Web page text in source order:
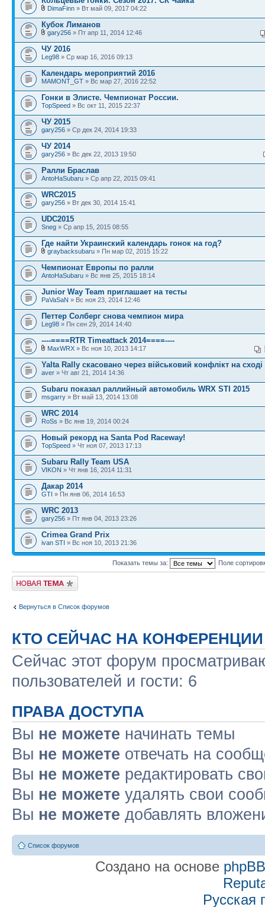
DimaFinn » Вт май 09, 2017 04:22
Кубок Лиманов
gary256 » Пт апр 11, 2014 12:46
ЧУ 2016
Leg98 » Ср мар 16, 2016 09:13
Календарь мероприятий 2016
MAMONT_GT » Вс мар 27, 2016 22:52
Гонки в Элисте. Чемпионат России.
TopSpeed » Вс окт 11, 2015 22:37
ЧУ 2015
gary256 » Ср дек 24, 2014 19:33
ЧУ 2014
gary256 » Вс дек 22, 2013 19:50
Ралли Браслав
AntoHaSubaru » Ср апр 22, 2015 09:41
WRC2015
gary256 » Вт дек 30, 2014 15:41
UDC2015
Sneg » Ср апр 15, 2015 08:55
Где найти Украинский календарь гонок на год?
graybacksubaru » Пн мар 02, 2015 15:22
Чемпионат Европы по ралли
AntoHaSubaru » Вс янв 25, 2015 18:14
Junior Way Team приглашает на тесты
PaVaSaN » Вс ноя 23, 2014 12:46
Петтер Солберг снова чемпион мира
Leg98 » Пн сен 29, 2014 14:40
----====RTR Timeattack 2014====----
MaxWRX » Вс ноя 10, 2013 14:17
Yalta Rally скасовано через військовий конфлікт на сході
aver » Чт авг 21, 2014 14:36
Subaru показал раллийный автомобиль WRX STI 2015
msgarry » Вт май 13, 2014 13:08
WRC 2014
RoSs » Вс янв 19, 2014 00:24
Новый рекорд на Santa Pod Raceway!
TopSpeed » Чт ноя 07, 2013 17:13
Subaru Rally Team USA
VIKON » Чт янв 16, 2014 11:31
Дакар 2014
GTI » Пн янв 06, 2014 16:53
WRC 2013
gary256 » Пт янв 04, 2013 23:26
Crimea Grand Prix
ivan STI » Вс ноя 10, 2013 21:36
Показать темы за: Поле
Новая тема
Вернуться в Список форумов
КТО СЕЙЧАС НА КОНФЕРЕНЦИИ
Сейчас этот форум
пользователей и гости: 6
ПРАВА ДОСТУПА
Вы не можете начинать темы
Вы не можете отвечать на
Вы не можете редактировать
Вы не можете удалять свои
Вы не можете добавлять
Список форумов
Создано на основе phpBB
Русская